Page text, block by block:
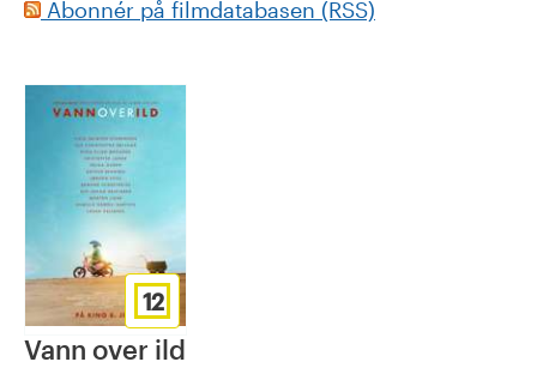
Abonnér på filmdatabasen (RSS)
12
Vann over ild